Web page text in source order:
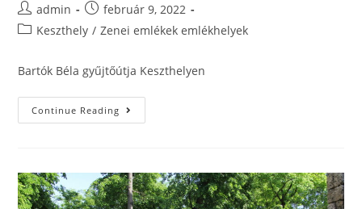
admin
február 9, 2022
Keszthely / Zenei emlékek emlékhelyek
Bartók Béla gyűjtőútja Keszthelyen
Continue Reading